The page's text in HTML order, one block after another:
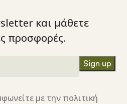
και μάθετε
προσφορές.
με την πολιτική